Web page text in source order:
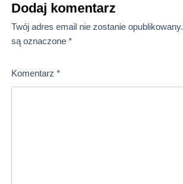
Dodaj komentarz
Twój adres email nie zostanie opublikowany.
są oznaczone *
Komentarz *